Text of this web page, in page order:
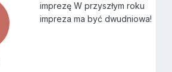
imprezę W przyszłym roku
impreza ma być dwudniowa!